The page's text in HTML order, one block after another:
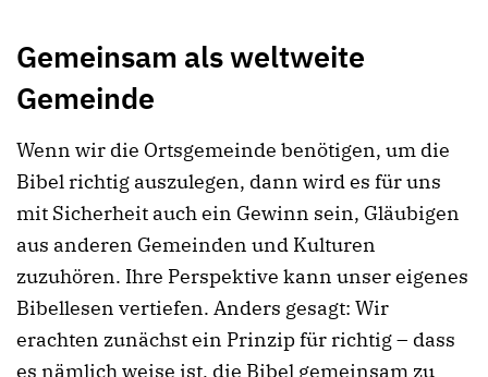
Gemeinsam als weltweite
Gemeinde
Wenn wir die Ortsgemeinde benötigen, um die
Bibel richtig auszulegen, dann wird es für uns
mit Sicherheit auch ein Gewinn sein, Gläubigen
aus anderen Gemeinden und Kulturen
zuzuhören. Ihre Perspektive kann unser eigenes
Bibellesen vertiefen. Anders gesagt: Wir
erachten zunächst ein Prinzip für richtig – dass
es nämlich weise ist, die Bibel gemeinsam zu